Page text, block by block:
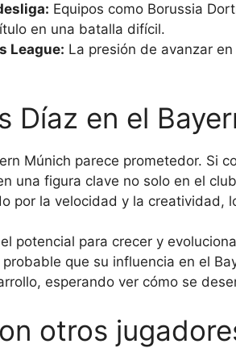
Equipos como Borussia
en una batalla difícil.
League: La presión de avanzar
Díaz en el
Múnich parece prometedor. Si
una figura clave no solo en el
por la velocidad y la creatividad,
potencial para crecer y
que su influencia en el
esperando ver cómo se
otros